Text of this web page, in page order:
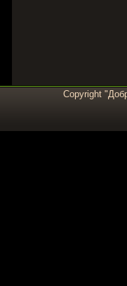
Copyright